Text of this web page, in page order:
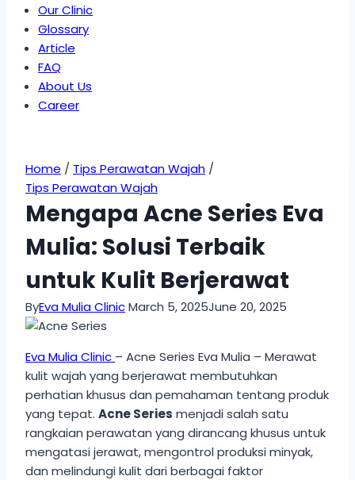
Our Clinic
Glossary
Article
FAQ
About Us
Career
Home / Tips Perawatan Wajah /
Tips Perawatan Wajah
Mengapa Acne Series Eva
Mulia: Solusi Terbaik
untuk Kulit Berjerawat
ByEva Mulia ClinicMarch 5, 2025June 20, 2025
Eva Mulia Clinic – Acne Series Eva Mulia – Merawat
kulit wajah yang berjerawat membutuhkan
perhatian khusus dan pemahaman tentang produk
yang tepat. Acne Series menjadi salah satu
rangkaian perawatan yang dirancang khusus untuk
mengatasi jerawat, mengontrol produksi minyak,
dan melindungi kulit dari berbagai faktor